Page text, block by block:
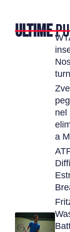
ULTIME
nel
a